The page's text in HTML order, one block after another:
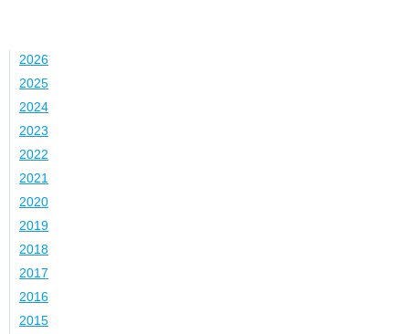
2026
2025
2024
2023
2022
2021
2020
2019
2018
2017
2016
2015